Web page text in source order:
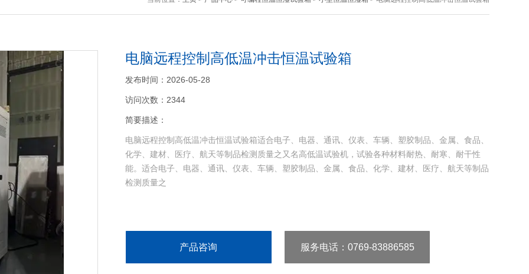
电脑远程控制高低温冲击恒温试验箱
发布时间：2026-05-28
访问次数：2344
简要描述：
电脑远程控制高低温冲击恒温试验箱适合电子、电器、通讯、仪表、车辆、塑胶制品、金属、食品、
化学、建材、医疗、航天等制品检测质量之又名高低温试验机，试验各种材料耐热、耐寒、耐干性
能。适合电子、电器、通讯、仪表、车辆、塑胶制品、金属、食品、化学、建材、医疗、航天等制品
检测质量之
产品咨询 服务电话：0769-83886585